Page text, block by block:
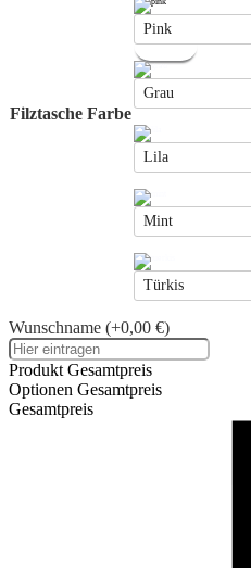
Filztasche Farbe
Pink
Grau
Lila
Mint
Türkis
Wunschname (+0,00 €)
Produkt Gesamtpreis
Optionen Gesamtpreis
Gesamtpreis